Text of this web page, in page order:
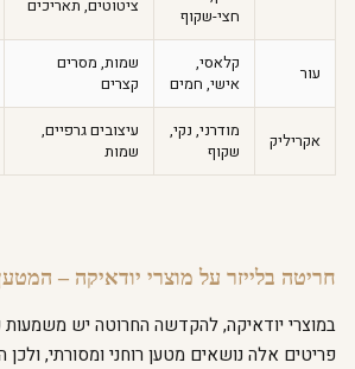
חצי-שקוף
ציטוטים, תאריכים
עור
קלאסי,
אישי, חמים
שמות, מסרים
קצרים
אקריליק
מודרני, נקי,
שקוף
עיצובים גרפיים,
שמות
חריטה בלייזר על מוצרי יודאיקה –
במוצרי יודאיקה, להקדשה החרוטה יש משמעות
פריטים אלה נושאים מטען רוחני ומסורתי, ולכן